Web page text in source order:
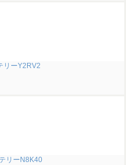
リーY2RV2
リーN8K40